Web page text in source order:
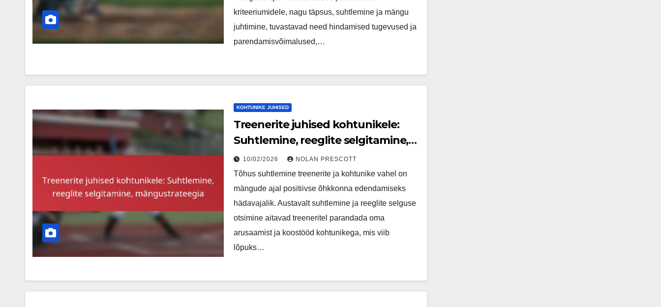
kriteeriumidele, nagu täpsus, suhtlemine ja mängu
juhtimine, tuvastavad need hindamised tugevused ja
parendamisvõimalused,…
KOHTUNIKE JUHISED
Treenerite juhised kohtunikele:
Suhtlemine, reeglite selgitamine,
mängustrateegia
10/02/2026 NOLAN PRESCOTT
Tõhus suhtlemine treenerite ja kohtunike vahel on
mängude ajal positiivse õhkkonna edendamiseks
hädavajalik. Austavalt suhtlemine ja reeglite selguse
otsimine aitavad treeneritel parandada oma
arusaamist ja koostööd kohtunikega, mis viib
lõpuks…